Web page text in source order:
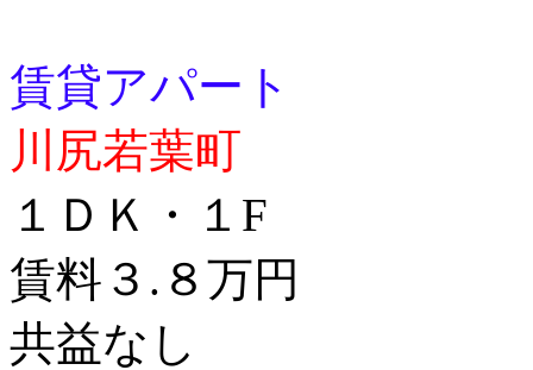
賃貸アパート
川尻若葉町
１ＤＫ・１F
賃料３.８万円
共益なし